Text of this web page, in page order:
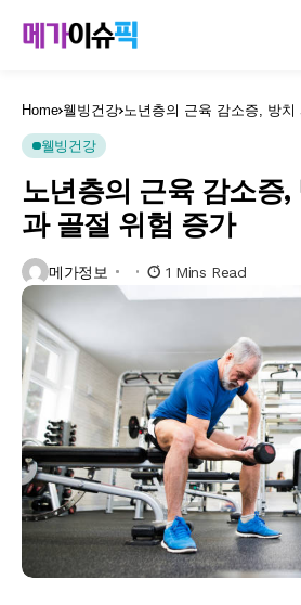
Home 웰빙건강 노년층의 근육 감소증, 방
웰빙건강
노년층의 근육 감소증,
과 골절 위험 증가
메가정보 1 Mins Read